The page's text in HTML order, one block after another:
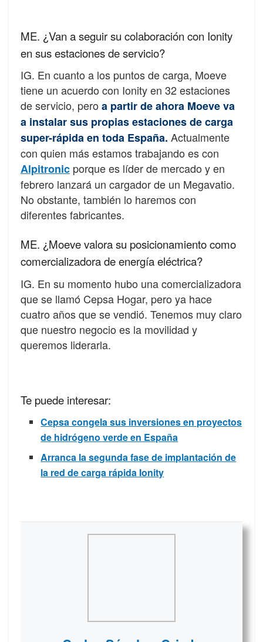
ME. ¿Van a seguir su colaboración con Ionity
en sus estaciones de servicio?
IG. En cuanto a los puntos de carga, Moeve
tiene un acuerdo con Ionity en 32 estaciones
de servicio, pero a partir de ahora Moeve va
a instalar sus propias estaciones de carga
super-rápida en toda España. Actualmente
con quien más estamos trabajando es con
Alpitronic porque es líder de mercado y en
febrero lanzará un cargador de un Megavatio.
No obstante, también lo haremos con
diferentes fabricantes.
ME. ¿Moeve valora su posicionamiento como
comercializadora de energía eléctrica?
IG. En su momento hubo una comercializadora
que se llamó Cepsa Hogar, pero ya hace
cuatro años que se vendió. Tenemos muy claro
que nuestro negocio es la movilidad y
queremos liderarla.
Te puede interesar:
Cepsa congela sus inversiones en proyectos
de hidrógeno verde en España
Arranca la segunda fase de implantación de
la red de carga rápida Ionity